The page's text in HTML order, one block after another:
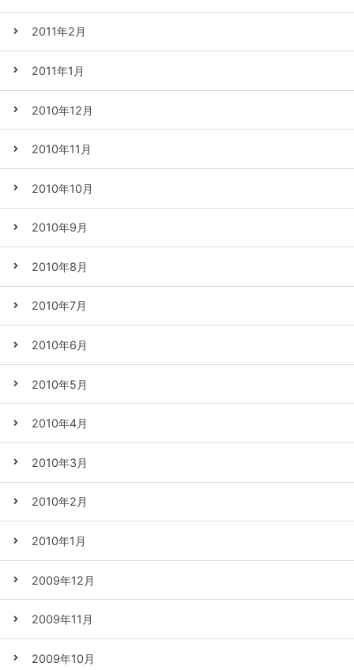
2011年2月
2011年1月
2010年12月
2010年11月
2010年10月
2010年9月
2010年8月
2010年7月
2010年6月
2010年5月
2010年4月
2010年3月
2010年2月
2010年1月
2009年12月
2009年11月
2009年10月